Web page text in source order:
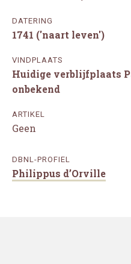
DATERING
1741 ('naart leven')
VINDPLAATS
Huidige verblijfplaats
onbekend
ARTIKEL
Geen
DBNL-PROFIEL
Philippus d’Orville